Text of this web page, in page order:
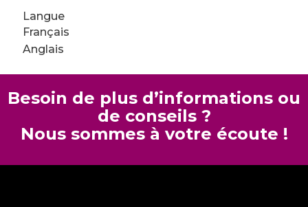
Langue
Français
Anglais
Besoin de plus d’informations ou
de conseils ?
Nous sommes à votre écoute !